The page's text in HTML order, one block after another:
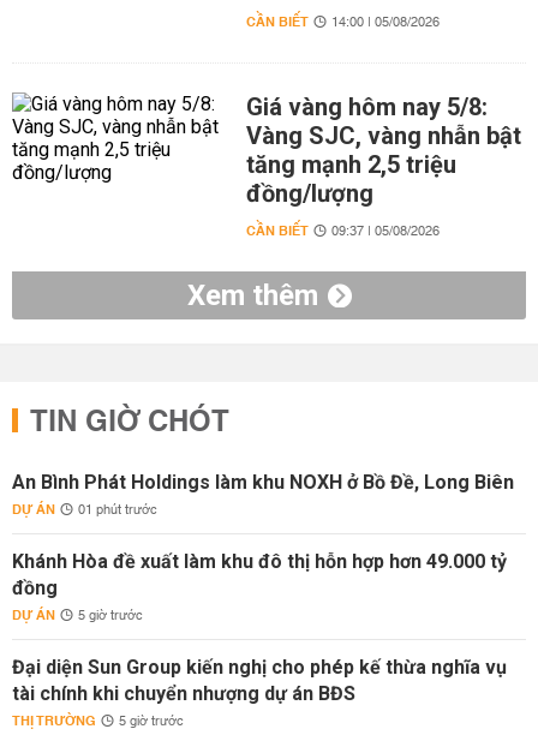
CẦN BIẾT 14:00 | 05/08/2026
Giá vàng hôm nay 5/8:
Vàng SJC, vàng nhẫn bật
tăng mạnh 2,5 triệu
đồng/lượng
CẦN BIẾT 09:37 | 05/08/2026
Xem thêm
TIN GIỜ CHÓT
An Bình Phát Holdings làm khu NOXH ở Bồ Đề, Long Biên
DỰ ÁN 01 phút trước
Khánh Hòa đề xuất làm khu đô thị hỗn hợp hơn 49.000 tỷ
đồng
DỰ ÁN 5 giờ trước
Đại diện Sun Group kiến nghị cho phép kế thừa nghĩa vụ
tài chính khi chuyển nhượng dự án BĐS
THỊ TRƯỜNG 5 giờ trước